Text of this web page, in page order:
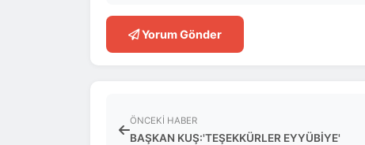
Yorum Gönder
ÖNCEKI HABER
BAŞKAN KUŞ:'TEŞEKKÜRLER EYYÜBİYE'